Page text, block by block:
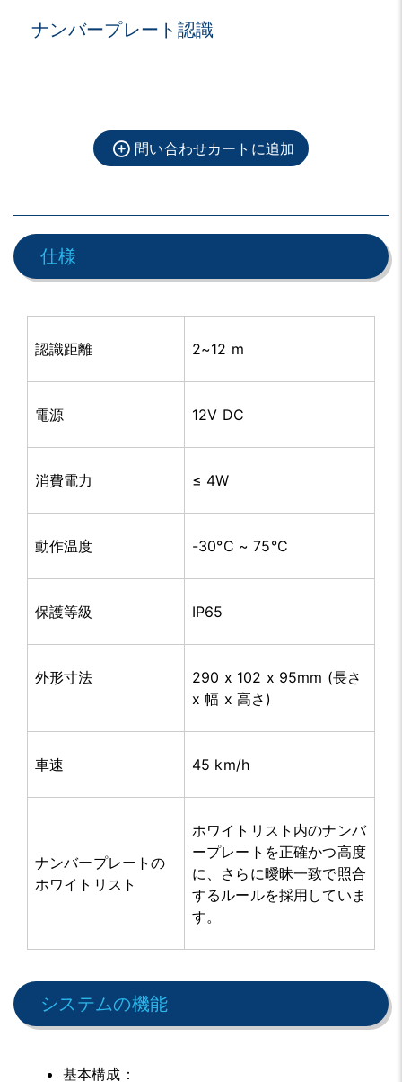
ナンバープレート認識
問い合わせカートに追加
仕様
認識距離 2~12 m
電源 12V DC
消費電力 ≤ 4W
動作温度 -30°C ~ 75°C
保護等級 IP65
外形寸法
290 x 102 x 95mm (長さ
x 幅 x 高さ)
車速 45 km/h
ナンバープレートの
ホワイトリスト
ホワイトリスト内のナンバ
ープレートを正確かつ高度
に、さらに曖昧一致で照合
するルールを採用していま
す。
システムの機能
基本構成 ：